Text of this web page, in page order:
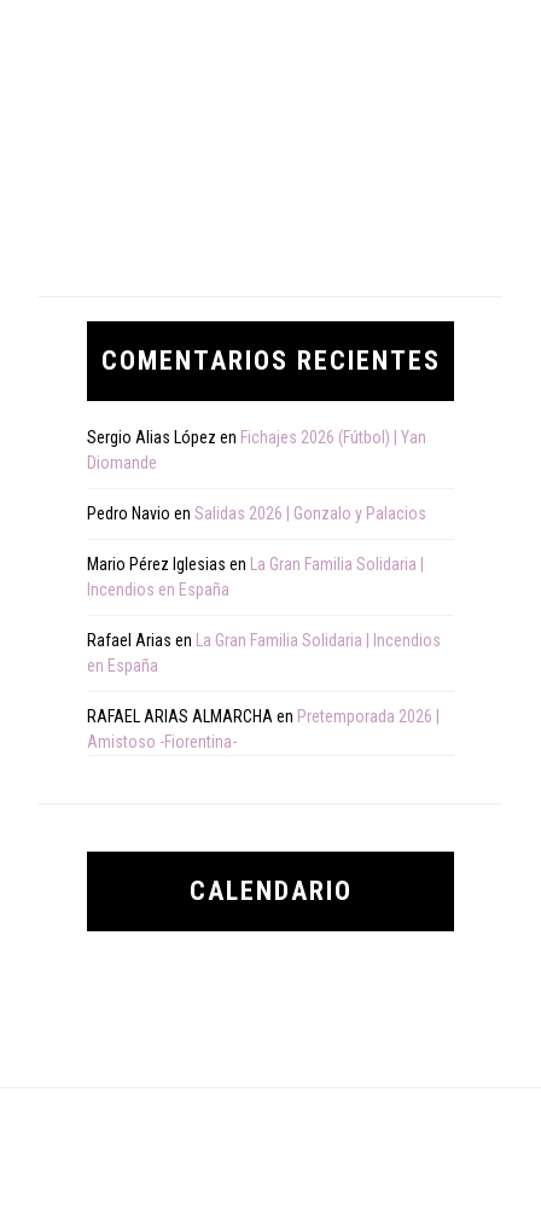
COMENTARIOS RECIENTES
Sergio Alias López en Fichajes 2026 (Fútbol) | Yan
Diomande
Pedro Navio en Salidas 2026 | Gonzalo y Palacios
Mario Pérez Iglesias en
La Gran Familia Solidaria |
Incendios en España
Rafael Arias en
La Gran Familia Solidaria | Incendios
en España
RAFAEL ARIAS ALMARCHA en Pretemporada 2026 |
Amistoso -Fiorentina-
CALENDARIO